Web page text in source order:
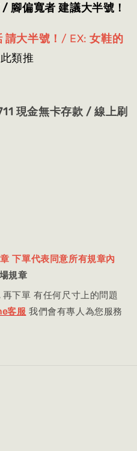
腳偏寬者 建議大半號！
大半號！ / EX:女鞋的
類推
現金無卡存款 / 線上刷
下單代表同意所有規章內
規章
再下單 有任何尺寸上的問題
客服 我們會有專人為您服務